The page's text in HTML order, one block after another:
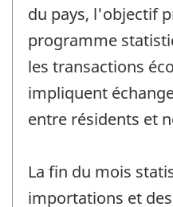
du pays, l'objectif
programme
les transactions
impliquent
entre résidents et
La fin du mois
importations et